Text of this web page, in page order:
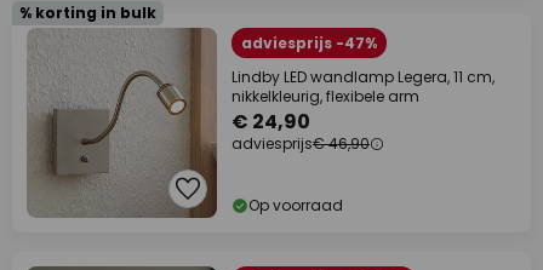
% korting in bulk
adviesprijs -47%
Lindby LED wandlamp Legera, 11 cm,
nikkelkleurig, flexibele arm
€ 24,90
adviesprijs€ 46,90
Op voorraad